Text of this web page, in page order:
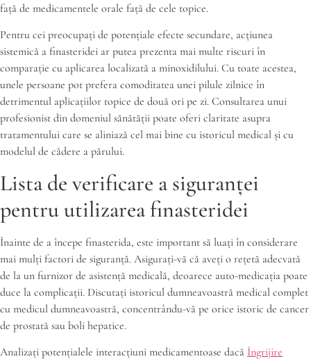
față de medicamentele orale față de cele topice.
Pentru cei preocupați de potențiale efecte secundare, acțiunea
sistemică a finasteridei ar putea prezenta mai multe riscuri în
comparație cu aplicarea localizată a minoxidilului. Cu toate acestea,
unele persoane pot prefera comoditatea unei pilule zilnice în
detrimentul aplicațiilor topice de două ori pe zi. Consultarea unui
profesionist din domeniul sănătății poate oferi claritate asupra
tratamentului care se aliniază cel mai bine cu istoricul medical și cu
modelul de cădere a părului.
Lista de verificare a siguranței
pentru utilizarea finasteridei
Înainte de a începe finasterida, este important să luați în considerare
mai mulți factori de siguranță. Asigurați-vă că aveți o rețetă adecvată
de la un furnizor de asistență medicală, deoarece auto-medicația poate
duce la complicații. Discutați istoricul dumneavoastră medical complet
cu medicul dumneavoastră, concentrându-vă pe orice istoric de cancer
de prostată sau boli hepatice.
Analizați potențialele interacțiuni medicamentoase dacă Îngrijire